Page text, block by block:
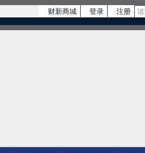
财新商城 登录 注册